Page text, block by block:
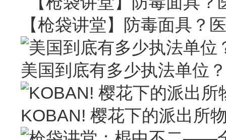
【枪袋讲堂】防毒面具？
美国到底有多少执法单位
KOBAN! 樱花下的派出所